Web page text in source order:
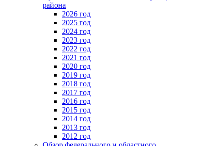
района
2026 год
2025 год
2024 год
2023 год
2022 год
2021 год
2020 год
2019 год
2018 год
2017 год
2016 год
2015 год
2014 год
2013 год
2012 год